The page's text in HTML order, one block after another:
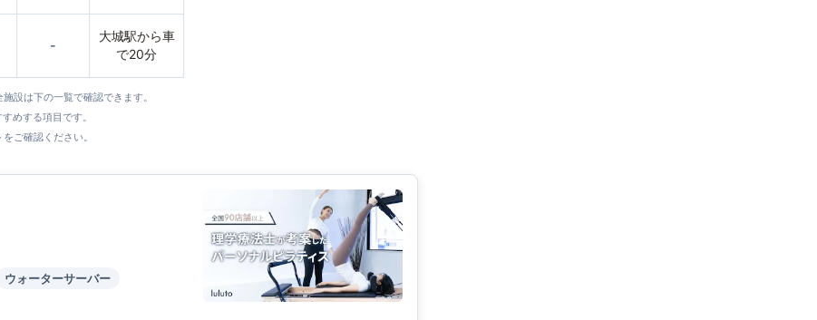
-
大城駅から車
で20分
設は下の一覧で確認できます。
めする項目です。
ご確認ください。
ウォーターサーバー